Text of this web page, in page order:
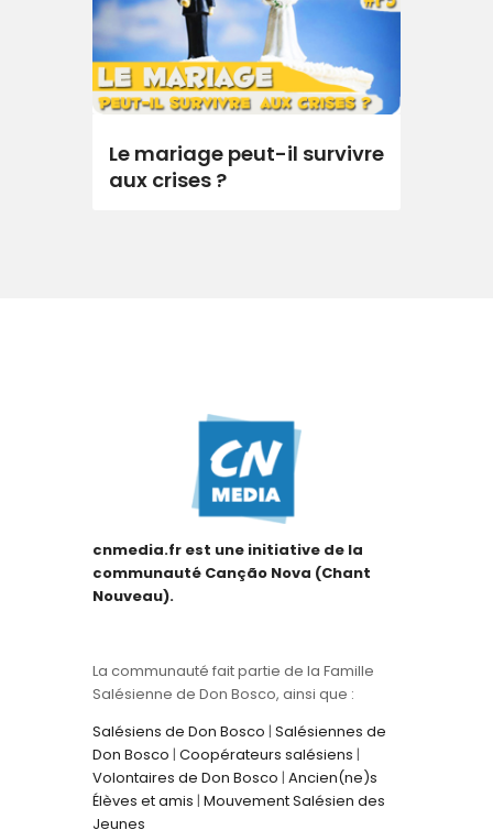
Le mariage peut-il survivre
aux crises ?
cnmedia.fr est une initiative de la
communauté Canção Nova (Chant
Nouveau).
La communauté fait partie de la Famille
Salésienne de Don Bosco, ainsi que :
Salésiens de Don Bosco | Salésiennes de
Don Bosco | Coopérateurs salésiens |
Volontaires de Don Bosco | Ancien(ne)s
Élèves et amis | Mouvement Salésien des
Jeunes